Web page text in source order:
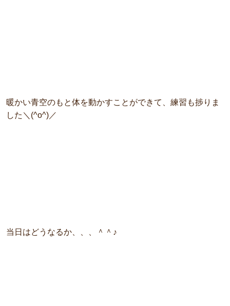
暖かい青空のもと体を動かすことができて、練習も捗りま
した＼(^o^)／
当日はどうなるか、、、＾＾♪